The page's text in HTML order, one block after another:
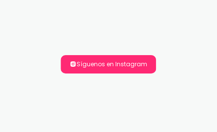
Síguenos en Instagram